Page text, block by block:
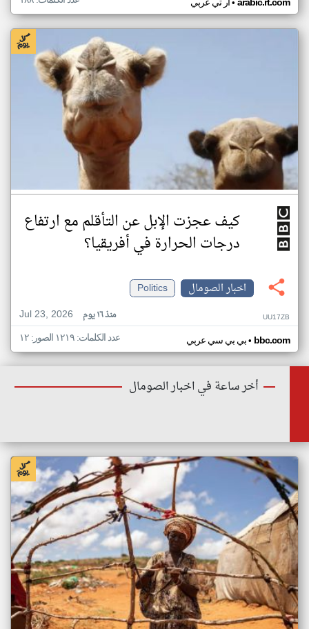
كيف عجزت الإبل عن التأقلم مع ارتفاع
درجات الحرارة في أفريقيا؟
اخبار الصومال
Politics
Jul 23, 2026
منذ ١٦ يوم UU17ZB
بي بي سي عربي• bbc.com عدد الكلمات: ١٢١٩ الصور: ١٢
أخر ساعة في اخبار الصومال